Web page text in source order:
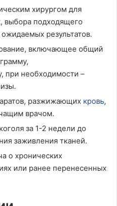
хирургом для
выбора подходящего
результатов.
включающее общий
при необходимости –
разжижающих кровь,
врачом.
за 1-2 недели до
заживления тканей.
о хронических
или ранее перенесенных